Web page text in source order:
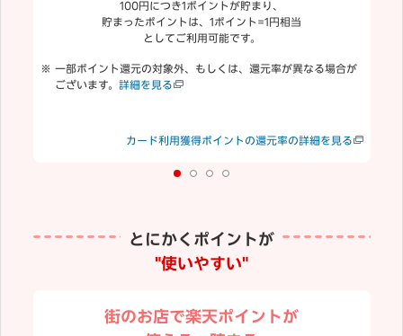
100円につき1ポイントが貯まり、
貯まったポイントは、1ポイント=1円相当
としてご利用可能です。
一部ポイント還元の対象外、もしくは、還元率が異なる場合が
ございます。 詳細を見る
カード利用獲得ポイントの還元率の詳細を見る
とにかくポイントが
"使いやすい"
街のお店で楽天ポイントが